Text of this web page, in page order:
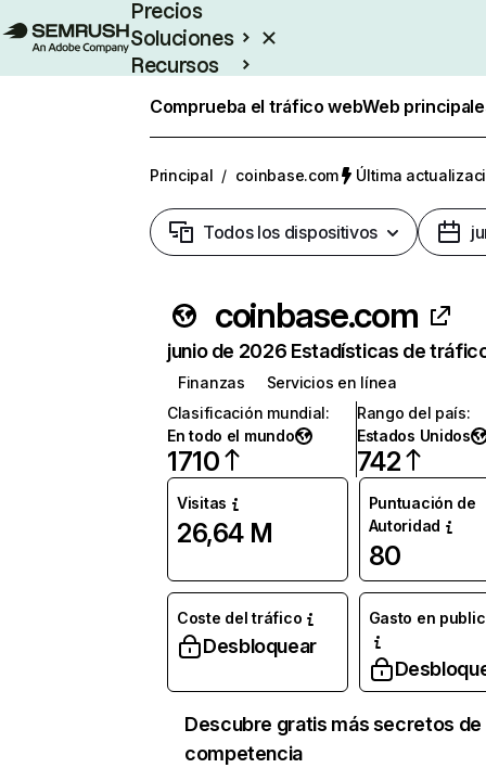
Precios
Soluciones
Recursos
Comprueba el tráfico webWeb
Principal / coinbase.com Última
Todos los dispositivos
coinbase.com
junio de 2026 Estadísticas de
Finanzas
Servicios en línea
Clasificación mundial:
En todo el mundo
1710
Rango del país:
Estados Unidos
742
Visitas
26,64 M
Puntuación de
Autoridad
80
Coste del tráfico
Desbloquear
Gasto en
Descubre gratis más secretos de
competencia